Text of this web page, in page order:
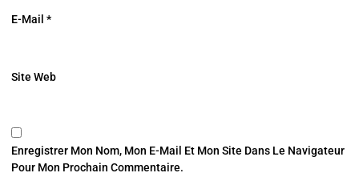
E-Mail *
Site Web
Enregistrer Mon Nom, Mon E-Mail Et Mon Site Dans Le Navigateur
Pour Mon Prochain Commentaire.